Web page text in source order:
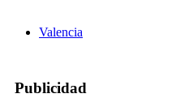
Valencia
Publicidad